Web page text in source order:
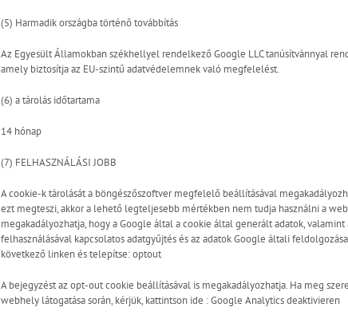
(5) Harmadik országba történő továbbítás
Az Egyesült Államokban székhellyel rendelkező Google LLC tanúsítvánnyal
amely biztosítja az EU-szintű adatvédelemnek való megfelelést.
(6) a tárolás időtartama
14 hónap
(7) FELHASZNÁLÁSI JOBB
A cookie-k tárolását a böngészőszoftver megfelelő beállításával
ezt megteszi, akkor a lehető legteljesebb mértékben nem tudja használni a
megakadályozhatja, hogy a Google által a cookie által generált adatok,
felhasználásával kapcsolatos adatgyűjtés és az adatok Google általi
következő linken és telepítse:optout
A bejegyzést az opt-out cookie beállításával is megakadályozhatja. Ha meg
webhely látogatása során, kérjük, kattintson ide :Google Analytics deaktivieren